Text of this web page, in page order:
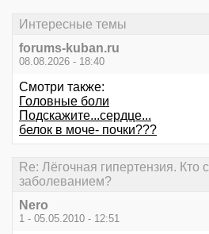
Интересные темы
forums-kuban.ru
08.08.2026 - 18:40
Смотри также:
Головные боли
Подскажите...сердце...
белок в моче- почки???
Re: Лёгочная гипертензия. Кто
заболеванием?
Nero
1 - 05.05.2010 - 12:51